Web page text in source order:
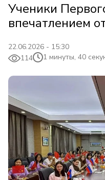
Ученики
впечатлением
22.06.2026 - 15:30
114
1 минуты, 40